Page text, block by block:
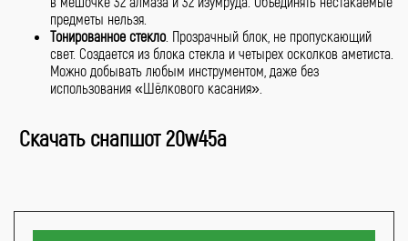
предметы нельзя.
Тонированное стекло. Прозрачный блок, не пропускающий
свет. Создается из блока стекла и четырех осколков аметиста.
Можно добывать любым инструментом, даже без
использования «Шёлкового касания».
Скачать снапшот 20w45a